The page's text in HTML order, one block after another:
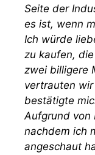
Seite der
es ist, wenn
Ich würde
zu kaufen,
zwei billigere
vertrauten
bestätigte
Aufgrund von
nachdem ich
angeschaut